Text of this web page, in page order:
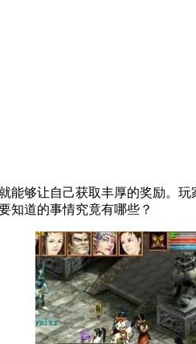
够让自己获取丰厚的奖励。
知道的事情究竟有哪些？